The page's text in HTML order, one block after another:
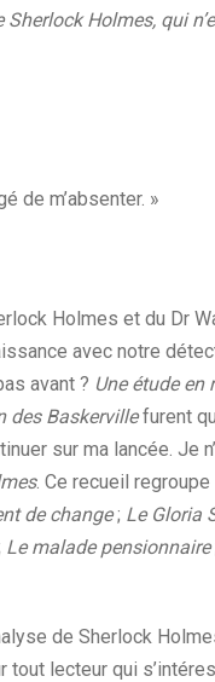
Holmes, qui
de m’absenter. »
Holmes et du Dr
avec notre
avant ? Une étude en
des Baskervillefurent
sur ma lancée. Je
. Ce recueil
de change; Le Gloria
Le malade pensionnaire
de Sherlock
lecteur qui